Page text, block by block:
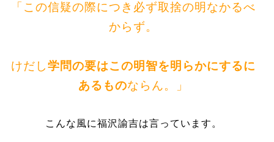
「この信疑の際につき必ず取捨の明なかるべ
からず。
けだし学問の要はこの明智を明らかにするに
あるものならん。」
こんな風に福沢諭吉は言っています。